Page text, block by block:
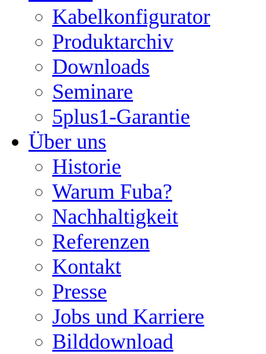
Kabelkonfigurator
Produktarchiv
Downloads
Seminare
5plus1-Garantie
Über uns
Historie
Warum Fuba?
Nachhaltigkeit
Referenzen
Kontakt
Presse
Jobs und Karriere
Bilddownload